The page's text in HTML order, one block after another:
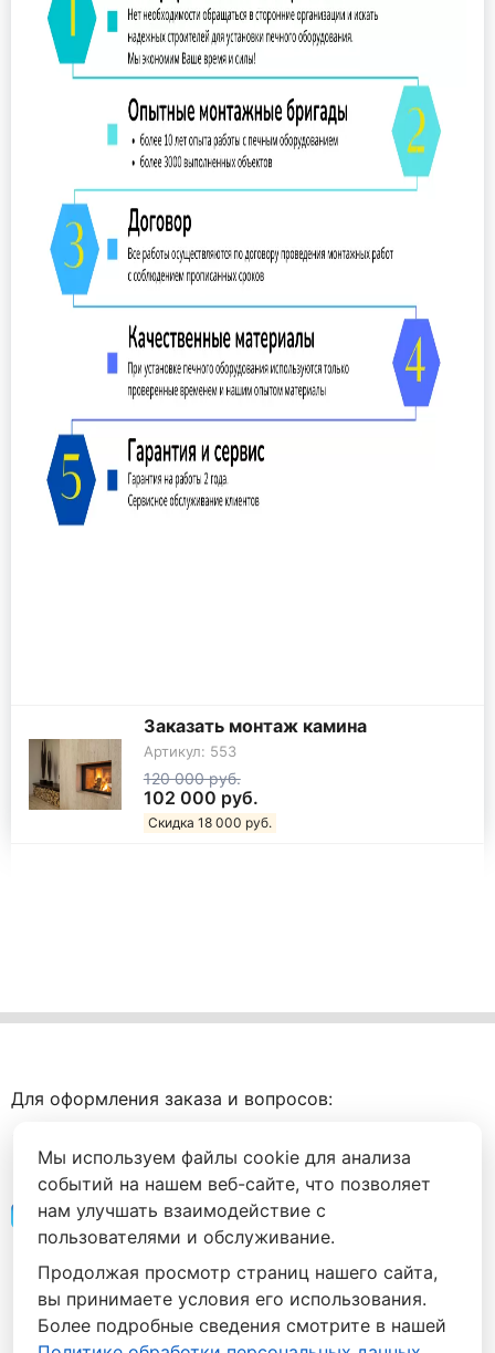
Заказать монтаж камина
Артикул: 553
120 000 руб.
102 000 руб.
Скидка 18 000 руб.
Для оформления заказа и вопросов:
+7 (999) 905-94-56
Напишите нам
Домодедово, с. Ям,
ул. Почтовая 24
Часы работы: Пн-Пт 10-19, Сб 10-17, Вс - выходной.
Мы используем файлы cookie для анализа
событий на нашем веб-сайте, что позволяет
нам улучшать взаимодействие с
пользователями и обслуживание.
Продолжая просмотр страниц нашего сайта,
вы принимаете условия его использования.
Более подробные сведения смотрите в нашей